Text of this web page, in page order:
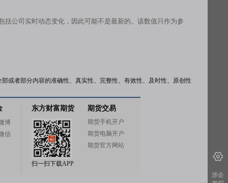
公司实时动态变化，因此可能不是最新的。该数值只作为参
或者部分内容的准确性、真实性、完整性、有效性、及时性、原创性
博
信
东方财富期货
扫一扫下载APP
期货交易
期货手机开户
期货电脑开户
期货官方网站
涉企